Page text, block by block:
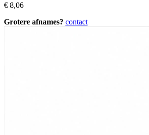
€ 8,06
Grotere afnames? contact